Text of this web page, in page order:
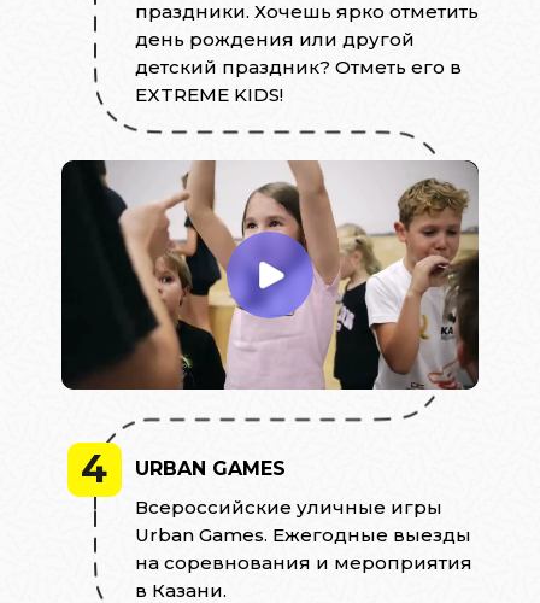
праздники. Хочешь ярко отметить
день рождения или другой
детский праздник? Отметь его в
EXTREME KIDS!
4
URBAN GAMES
Всероссийские уличные игры
Urban Games. Ежегодные выезды
на соревнования и мероприятия
в Казани.